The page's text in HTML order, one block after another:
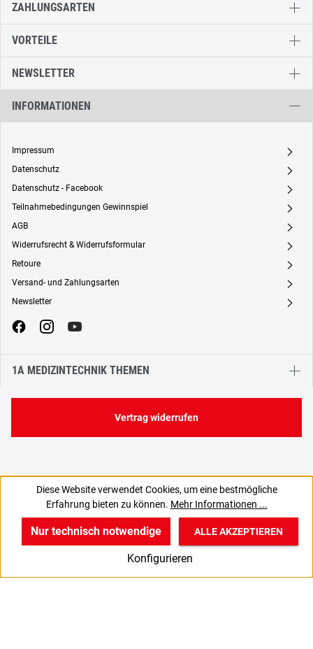
15,14 €
ZAHLUNGSARTEN
VORTEILE
NEWSLETTER
INFORMATIONEN
Impressum A
Datenschutz A
Datenschutz - Facebook A
Teilnahmebedingungen Gewinnspiel A
AGB A
Widerrufsrecht & Widerrufsformular A
Retoure A
Versand- und Zahlungsarten A
Newsletter A
1A MEDIZINTECHNIK THEMEN
Vertrag widerrufen
Diese Website verwendet Cookies, um eine bestmögliche
Erfahrung bieten zu können. Mehr Informationen ...
Nur technisch notwendige
Konfigurieren
ALLE AKZEPTIEREN
v
Produkte
B